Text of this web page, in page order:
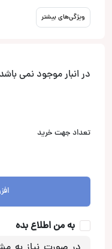
ویژگی‌های بیشتر
در انبار موجود نمی باشد
تعداد جهت خرید
به من اطلاع بده